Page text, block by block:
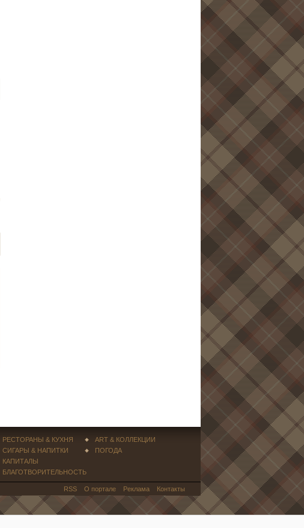
РЕСТОРАНЫ & КУХНЯ
СИГАРЫ & НАПИТКИ
КАПИТАЛЫ
БЛАГОТВОРИТЕЛЬНОСТЬ
ART & КОЛЛЕКЦИИ
ПОГОДА
RSS О портале Реклама Контакты